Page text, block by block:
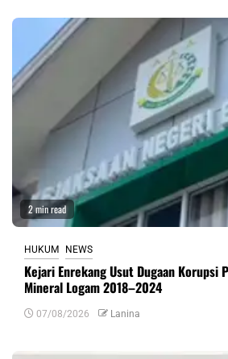
2 min read
HUKUM NEWS
Kejari Enrekang Usut Dugaan Korupsi
Mineral Logam 2018–2024
07/08/2026 Lanina